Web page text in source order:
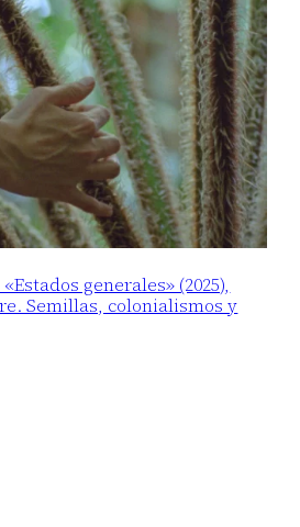
generales» (2025),
Semillas, colonialismos y